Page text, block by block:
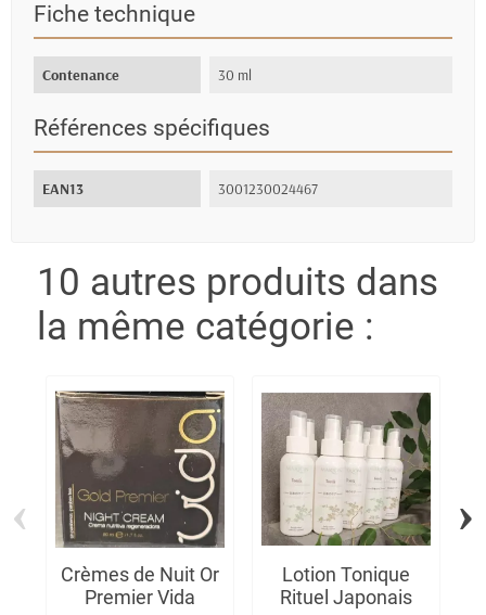
Fiche technique
Contenance 30 ml
Références spécifiques
EAN13 3001230024467
10 autres produits dans
la même catégorie :
Crèmes de Nuit Or
Premier Vida
Lotion Tonique
Rituel Japonais
‹ ›